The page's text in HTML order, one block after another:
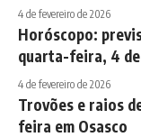
4 de fevereiro de 2026
Horóscopo:
quarta-feira, 4
4 de fevereiro de 2026
Trovões e raios
feira em Osasco